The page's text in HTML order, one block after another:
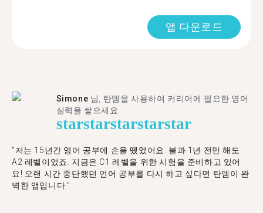
앱 다운로드
Simone 님, 탄뎀을 사용하여 커리어에 필요한 영어
실력을 쌓으세요.
starstarstarstarstar
"저는 15년간 영어 공부에 손을 뗐었어요. 불과 1년 전만 해도
A2 레벨이었죠. 지금은 C1 레벨을 위한 시험을 준비하고 있어
요! 오랜 시간 중단했던 언어 공부를 다시 하고 싶다면 탄뎀이 완
벽한 앱입니다."